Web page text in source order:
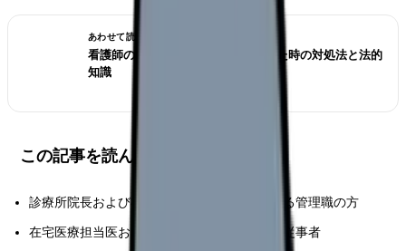
あわせて読みたい
看護師の退職交渉術｜引き止められた時の対処法と法的
知識
この記事を読んでほしい人
診療所院長および在宅医療体制の構築に携わる管理職の方
在宅医療担当医および訪問診療に関わる医療従事者